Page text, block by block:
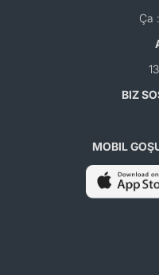
Ça
BIZ
MOBIL